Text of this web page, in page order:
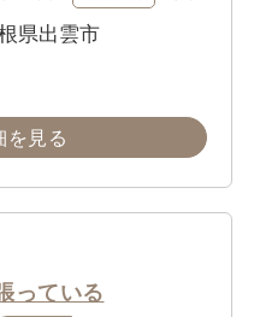
県出雲市
を見る
っている